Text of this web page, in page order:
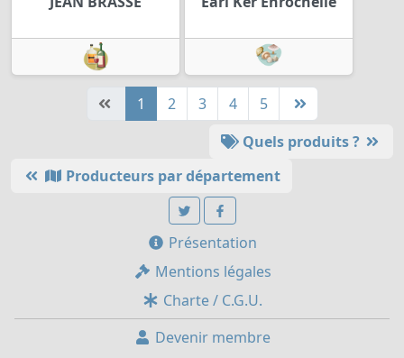
1 2 3 4
5
Quels produits ?
Producteurs par département
Présentation
Mentions légales
Charte / C.G.U.
Devenir membre